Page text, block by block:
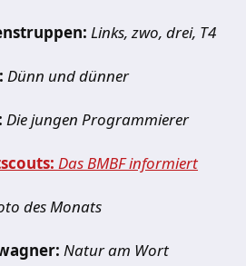
Links, zwo, drei, T4
Dünn und dünner
Die jungen Programmierer
Das BMBF informiert
des Monats
Natur am Wort